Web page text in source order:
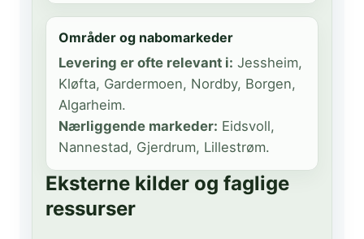
Områder og nabomarkeder
Levering er ofte relevant i: Jessheim,
Kløfta, Gardermoen, Nordby, Borgen,
Algarheim.
Nærliggende markeder: Eidsvoll,
Nannestad, Gjerdrum, Lillestrøm.
Eksterne kilder og faglige
ressurser